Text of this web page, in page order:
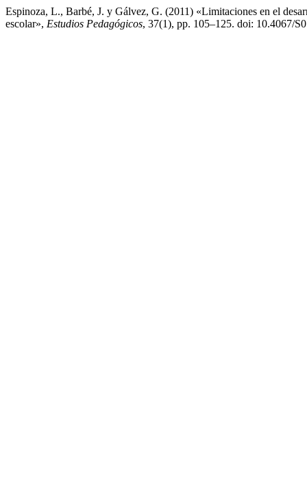
Espinoza, L., Barbé, J. y Gálvez, G. (2011) «Limitaciones en el
escolar», Estudios Pedagógicos, 37(1), pp. 105–125. doi: 10.4067/